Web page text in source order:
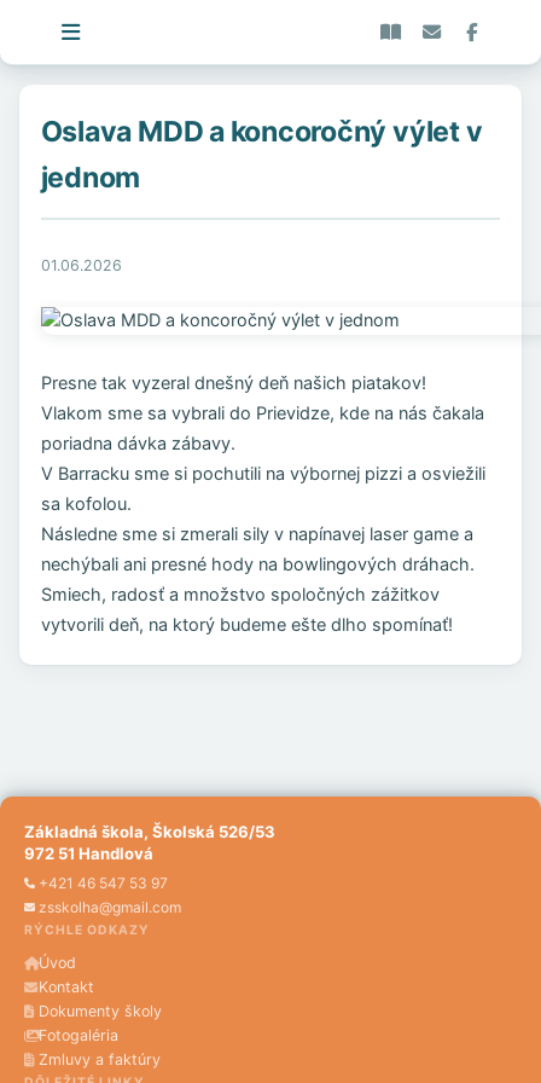
Oslava MDD a koncoročný výlet v
jednom
01.06.2026
Presne tak vyzeral dnešný deň našich piatakov!
Vlakom sme sa vybrali do Prievidze, kde na nás čakala
poriadna dávka zábavy.
V Barracku sme si pochutili na výbornej pizzi a osviežili
sa kofolou.
Následne sme si zmerali sily v napínavej laser game a
nechýbali ani presné hody na bowlingových dráhach.
Smiech, radosť a množstvo spoločných zážitkov
vytvorili deň, na ktorý budeme ešte dlho spomínať!
Základná škola, Školská 526/53
972 51 Handlová
+421 46 547 53 97
zsskolha@gmail.com
RÝCHLE ODKAZY
Úvod
Kontakt
Dokumenty školy
Fotogaléria
Zmluvy a faktúry